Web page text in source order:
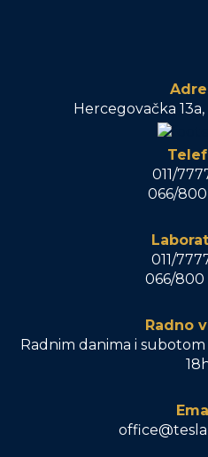
Hercegovačka
011/
066/
011/
066/800
Radno
Radnim danima i